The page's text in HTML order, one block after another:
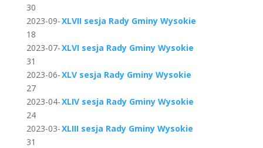
30
2023-09-
18
XLVII sesja Rady Gminy Wysokie
2023-07-
31
XLVI sesja Rady Gminy Wysokie
2023-06-
27
XLV sesja Rady Gminy Wysokie
2023-04-
24
XLIV sesja Rady Gminy Wysokie
2023-03-
31
XLIII sesja Rady Gminy Wysokie